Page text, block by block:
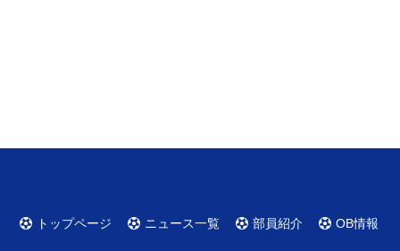
トップページ ニュース一覧 部員紹介 OB情報